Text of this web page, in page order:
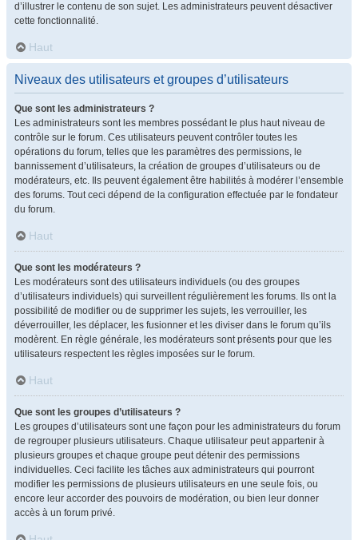
d’illustrer le contenu de son sujet. Les administrateurs peuvent désactiver
cette fonctionnalité.
Haut
Niveaux des utilisateurs et groupes d’utilisateurs
Que sont les administrateurs ?
Les administrateurs sont les membres possédant le plus haut niveau de
contrôle sur le forum. Ces utilisateurs peuvent contrôler toutes les
opérations du forum, telles que les paramètres des permissions, le
bannissement d’utilisateurs, la création de groupes d’utilisateurs ou de
modérateurs, etc. Ils peuvent également être habilités à modérer l’ensemble
des forums. Tout ceci dépend de la configuration effectuée par le fondateur
du forum.
Haut
Que sont les modérateurs ?
Les modérateurs sont des utilisateurs individuels (ou des groupes
d’utilisateurs individuels) qui surveillent régulièrement les forums. Ils ont la
possibilité de modifier ou de supprimer les sujets, les verrouiller, les
déverrouiller, les déplacer, les fusionner et les diviser dans le forum qu’ils
modèrent. En règle générale, les modérateurs sont présents pour que les
utilisateurs respectent les règles imposées sur le forum.
Haut
Que sont les groupes d’utilisateurs ?
Les groupes d’utilisateurs sont une façon pour les administrateurs du forum
de regrouper plusieurs utilisateurs. Chaque utilisateur peut appartenir à
plusieurs groupes et chaque groupe peut détenir des permissions
individuelles. Ceci facilite les tâches aux administrateurs qui pourront
modifier les permissions de plusieurs utilisateurs en une seule fois, ou
encore leur accorder des pouvoirs de modération, ou bien leur donner
accès à un forum privé.